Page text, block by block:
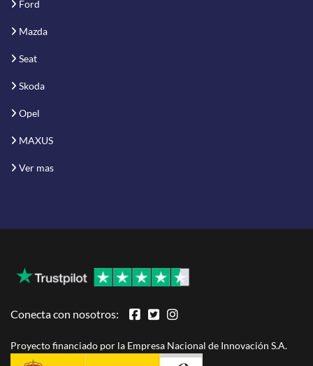
Ford
Mazda
Seat
Skoda
Opel
MAXUS
Ver mas
Conecta con nosotros:
Proyecto financiado por la Empresa Nacional de Innovación S.A.